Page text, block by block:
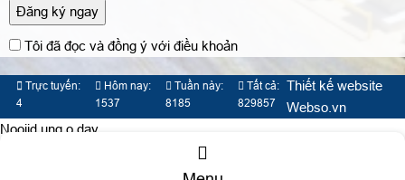
Đăng ký ngay
Tôi đã đọc và đồng ý với điều khoản
Trực tuyến:
4
Hôm nay:
1537
Tuần này:
8185
Tất cả:
829857
Thiết kế website
Webso.vn
Nooijd ung o day